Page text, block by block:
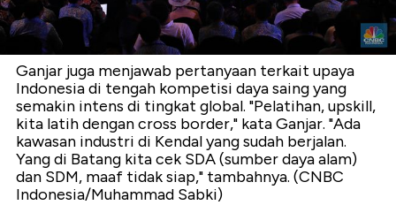
Ganjar juga menjawab pertanyaan terkait upaya
Indonesia di tengah kompetisi daya saing yang
semakin intens di tingkat global. "Pelatihan, upskill,
kita latih dengan cross border," kata Ganjar. "Ada
kawasan industri di Kendal yang sudah berjalan.
Yang di Batang kita cek SDA (sumber daya alam)
dan SDM, maaf tidak siap," tambahnya. (CNBC
Indonesia/Muhammad Sabki)